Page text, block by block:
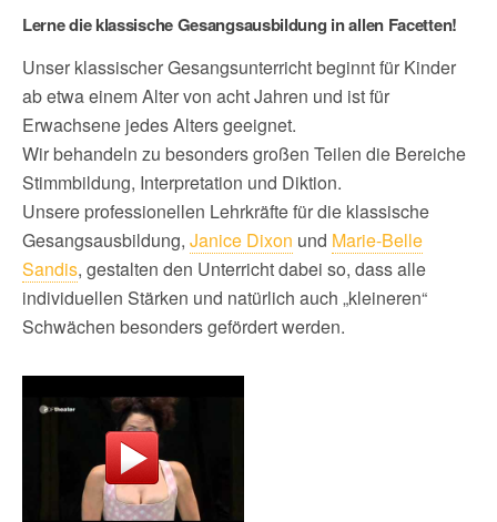
Lerne die klassische Gesangsausbildung in allen Facetten!
Unser klassischer Gesangsunterricht beginnt für Kinder
ab etwa einem Alter von acht Jahren und ist für
Erwachsene jedes Alters geeignet.
Wir behandeln zu besonders großen Teilen die Bereiche
Stimmbildung, Interpretation und Diktion.
Unsere professionellen Lehrkräfte für die klassische
Gesangsausbildung, Janice Dixon und Marie-Belle
Sandis, gestalten den Unterricht dabei so, dass alle
individuellen Stärken und natürlich auch „kleineren“
Schwächen besonders gefördert werden.